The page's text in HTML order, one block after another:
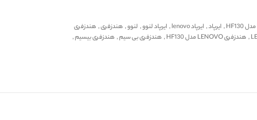
, ایرپاد, ایرپاد lenovo , ایرپاد لنوو, لنوو, هندزفری, هندزفری
, هندزفری LENOVO مدل HF130 , هندزفری بی سیم, هندزفری بیسیم,